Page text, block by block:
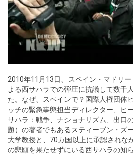
2010年11月13日、スペイン・マドリ
よる西サハラでの弾圧に抗議して数千
た。なぜ、スペインで？国際人権団体
ッチの緊急事態担当ディレクター、ピ
サハラ：戦争、ナショナリズム、出口
題）の著者でもあるスティーブン・ズ
大学教授と、70カ国以上に承認されな
の悲願を果たせずにいる西サハラの知